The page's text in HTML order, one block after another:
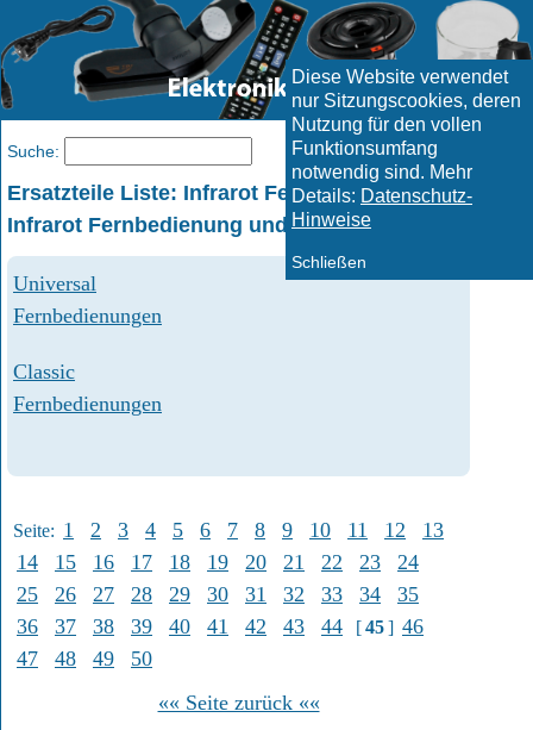
Diese Website verwendet
nur Sitzungscookies, deren
Nutzung für den vollen
Funktionsumfang
notwendig sind. Mehr
Details: Datenschutz-
Hinweise
Schließen
Ersatzteile Liste: Infrarot Fernbedienungen
Infrarot Fernbedienung und ähnliche Artikel
Universal
Fernbedienungen
Classic
Fernbedienungen
Seite: 1 2 3 4 5 6 7 8 9 10 11 12
13
14
15 16 17 18 19 20 21 22 23
24
25
26 27 28 29 30 31 32 33 34
35
36
37 38 39 40 41 42 43 44 [45] 46
47
48 49
50
«« Seite zurück ««
Suche: